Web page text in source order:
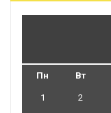
Пн Вт
1 2